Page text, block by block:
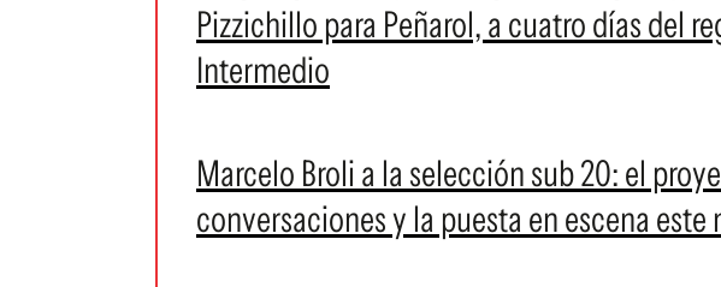
Pizzichillo para Peñarol, a cuatro días del
Intermedio
Marcelo Broli a la selección sub 20: el
conversaciones y la puesta en escena este